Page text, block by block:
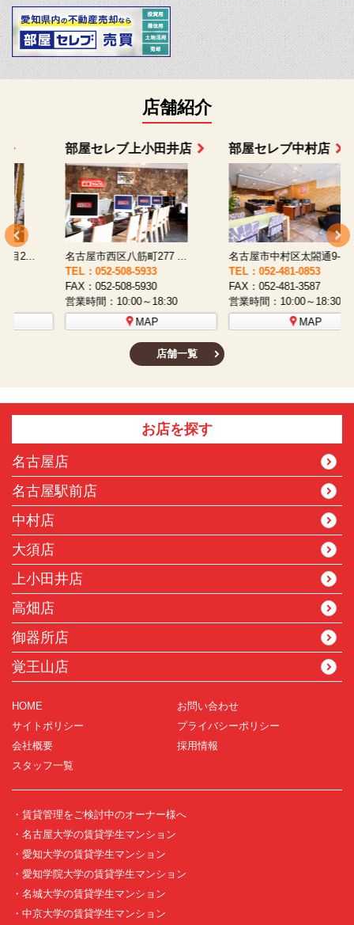
店舗紹介
部屋セレブ上小田井店
名古屋市西区八筋町277 ...
TEL：052-508-5933
FAX：052-508-5930
営業時間：10:00～18:30
部屋セレブ中村店
名古屋市中村区太閤通9-1...
TEL：052-481-0853
FAX：052-481-3587
営業時間：10:00～18:30
店舗一覧
お店を探す
名古屋店
名古屋駅前店
中村店
大須店
上小田井店
高畑店
御器所店
覚王山店
HOME
お問い合わせ
サイトポリシー
プライバシーポリシー
会社概要
採用情報
スタッフ一覧
・賃貸管理をご検討中のオーナー様へ
・名古屋大学の賃貸学生マンション
・愛知大学の賃貸学生マンション
・愛知学院大学の賃貸学生マンション
・名城大学の賃貸学生マンション
・中京大学の賃貸学生マンション